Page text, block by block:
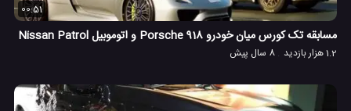
00:51
مسابقه تک کورس میان خودرو Porsche 918 و اتوموبیل Nissan Patrol
1.2 هزار بازدید 8 سال پیش